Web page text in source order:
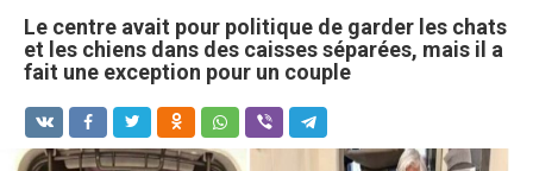
Le centre avait pour politique de garder les chats
et les chiens dans des caisses séparées, mais il a
fait une exception pour un couple